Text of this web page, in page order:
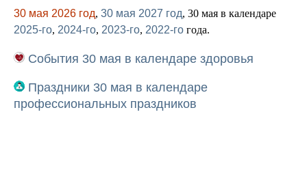
30 мая 2026 год, 30 мая 2027 год, 30 мая в календаре
2025-го, 2024-го, 2023-го, 2022-го года.
События 30 мая в календаре здоровья
Праздники 30 мая в календаре
профессиональных праздников